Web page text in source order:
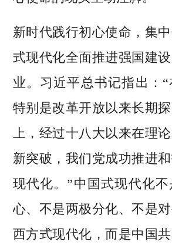
新时代践行初心使命，集
式现代化全面推进强国建
业。习近平总书记指出：
特别是改革开放以来长期
上，经过十八大以来在理
新突破，我们党成功推进
现代化。”中国式现代化
心、不是两极分化、不是
西方式现代化，而是中国